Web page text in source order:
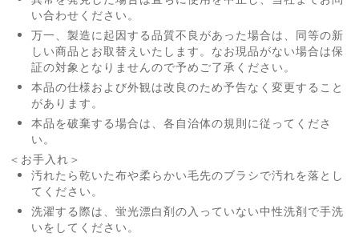
い合わせください。
万一、製造に起因する品質不良があった場合は、同等の新
しい商品とお取替えいたします。なお現品がない場合は保
証の対象となりませんので予めご了承ください。
本品の仕様および外観は改良のため予告なく変更すること
があります。
本品を破棄する場合は、各自治体の規則に従ってくださ
い。
＜お手入れ＞
汚れたら乾いた布や柔らかい毛先のブラシで汚れを落とし
てください。
洗濯する際は、蛍光漂白剤の入っていない中性洗剤で手洗
いをしてください。